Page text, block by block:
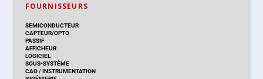
FOURNISSEURS
SEMICONDUCTEUR
CAPTEUR/OPTO
PASSIF
AFFICHEUR
LOGICIEL
SOUS-SYSTÈME
CAO/INSTRUMENTATION